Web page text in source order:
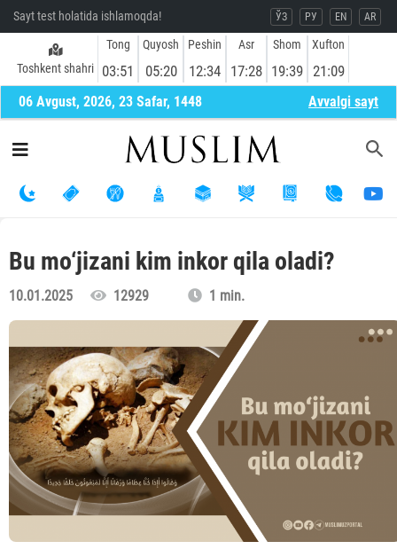
Sayt test holatida ishlamoqda! ЎЗ РУ EN AR
Toshkent shahri
Tong
03:51
Quyosh
05:20
Peshin
12:34
Asr
17:28
Shom
19:39
Xufton
21:09
06 Avgust, 2026, 23 Safar, 1448 Avvalgi sayt
Bu mo‘jizani kim inkor qila oladi?
10.01.2025 12929 1 min.